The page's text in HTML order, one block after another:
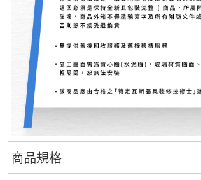
商品規格